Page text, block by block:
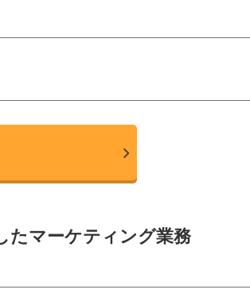
たマーケティング業務